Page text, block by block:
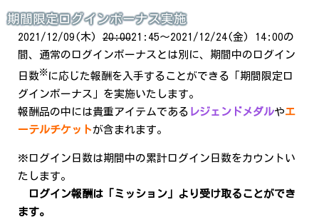
期間限定ログインボーナス実施
2021/12/09(木) 20:0021:45～2021/12/24(金) 14:00の
間、通常のログインボーナスとは別に、期間中のログイン
日数※に応じた報酬を入手することができる「期間限定ロ
グインボーナス」を実施いたします。
報酬品の中には貴重アイテムである レジェンドメダルやエ
ーテルチケットが含まれます。
※ログイン日数は期間中の累計ログイン日数をカウントい
たします。
ログイン報酬は「ミッション」より受け取ることができ
ます。